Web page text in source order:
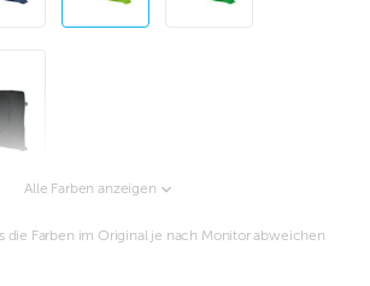
Alle Farben anzeigen
die Farben im Original je nach Monitor abweichen